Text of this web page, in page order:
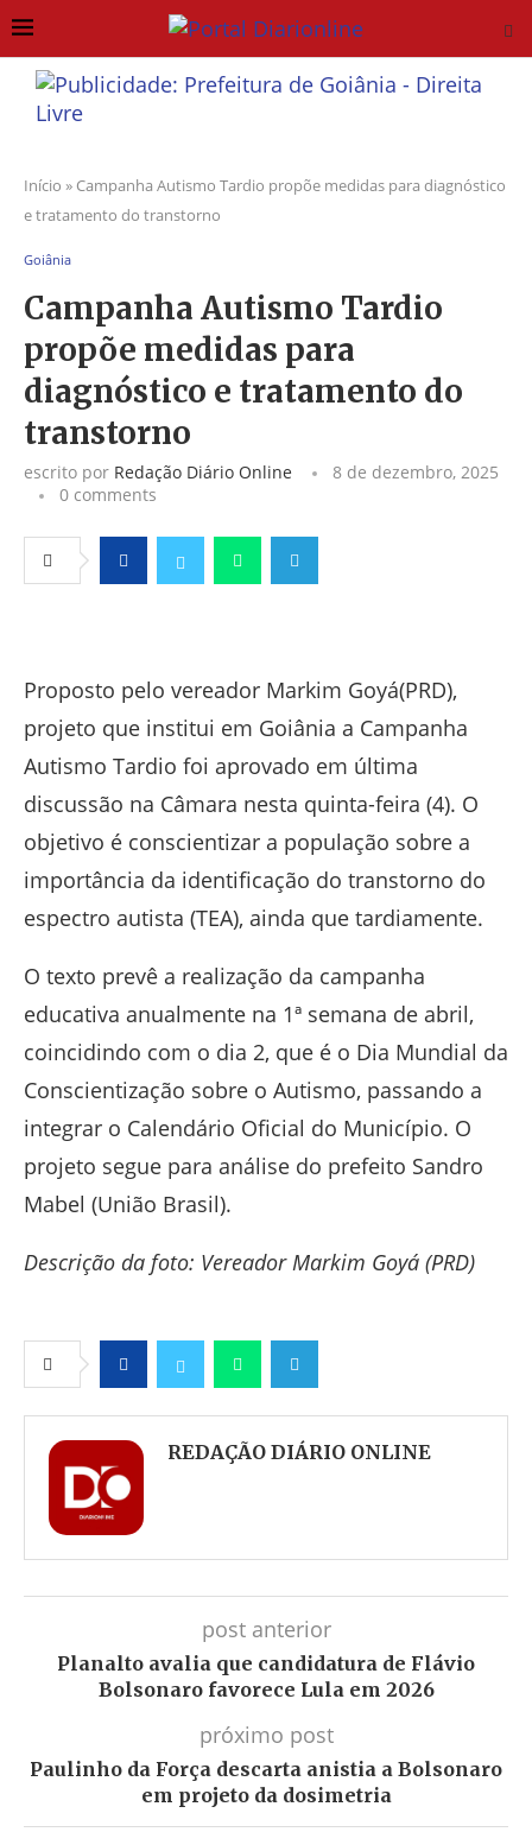
Início » Campanha Autismo Tardio propõe medidas para diagnóstico
e tratamento do transtorno
Goiânia
Campanha Autismo Tardio
propõe medidas para
diagnóstico e tratamento do
transtorno
escrito por Redação Diário Online
8 de dezembro, 2025
0 comments
Proposto pelo vereador Markim Goyá(PRD),
projeto que institui em Goiânia a Campanha
Autismo Tardio foi aprovado em última
discussão na Câmara nesta quinta-feira (4). O
objetivo é conscientizar a população sobre a
importância da identificação do transtorno do
espectro autista (TEA), ainda que tardiamente.
O texto prevê a realização da campanha
educativa anualmente na 1ª semana de abril,
coincidindo com o dia 2, que é o Dia Mundial da
Conscientização sobre o Autismo, passando a
integrar o Calendário Oficial do Município. O
projeto segue para análise do prefeito Sandro
Mabel (União Brasil).
Descrição da foto: Vereador Markim Goyá (PRD)
FacebookTwitter WhatsappTelegram
REDAÇÃO DIÁRIO ONLINE
post anterior
Planalto avalia que candidatura de Flávio
Bolsonaro favorece Lula em 2026
próximo post
Paulinho da Força descarta anistia a Bolsonaro
em projeto da dosimetria